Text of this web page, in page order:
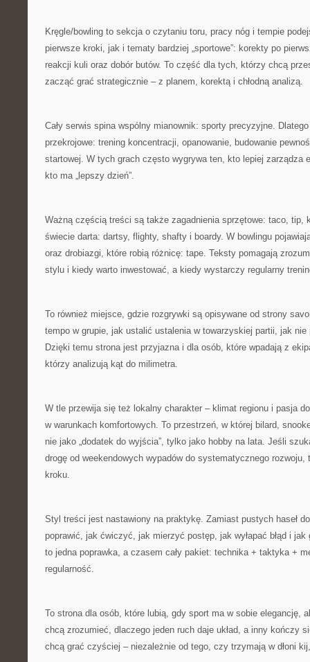
Kręgle/bowling to sekcja o czytaniu toru, pracy nóg i tempie
pierwsze kroki, jak i tematy bardziej „sportowe”: korekty po
reakcji kuli oraz dobór butów. To część dla tych, którzy chcą
zacząć grać strategicznie – z planem, korektą i chłodną analizą.
Cały serwis spina wspólny mianownik: sporty precyzyjne.
przekrojowe: trening koncentracji, opanowanie, budowanie
startowej. W tych grach często wygrywa ten, kto lepiej zarządza
kto ma „lepszy dzień”.
Ważną częścią treści są także zagadnienia sprzętowe: taco, tip,
świecie darta: dartsy, flighty, shafty i boardy. W bowlingu
oraz drobiazgi, które robią różnicę: tape. Teksty pomagają
stylu i kiedy warto inwestować, a kiedy wystarczy regularny
To również miejsce, gdzie rozgrywki są opisywane od strony
tempo w grupie, jak ustalić ustalenia w towarzyskiej partii, jak
Dzięki temu strona jest przyjazna i dla osób, które wpadają z
którzy analizują kąt do milimetra.
W tle przewija się też lokalny charakter – klimat regionu i pasja
w warunkach komfortowych. To przestrzeń, w której bilard,
nie jako „dodatek do wyjścia”, tylko jako hobby na lata. Jeśli
drogę od weekendowych wypadów do systematycznego rozwoju,
kroku.
Styl treści jest nastawiony na praktykę. Zamiast pustych haseł
poprawić, jak ćwiczyć, jak mierzyć postęp, jak wyłapać błąd i
to jedna poprawka, a czasem cały pakiet: technika + taktyka +
regularność.
To strona dla osób, które lubią, gdy sport ma w sobie elegancję,
chcą zrozumieć, dlaczego jeden ruch daje układ, a inny kończy
chcą grać czyściej – niezależnie od tego, czy trzymają w dłoni